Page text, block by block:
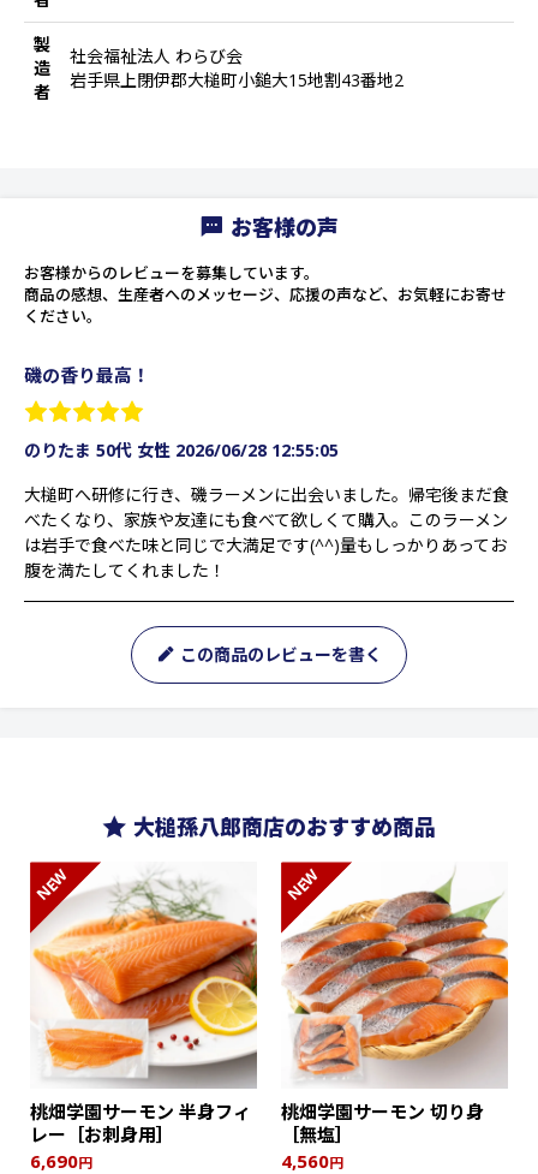
製
造
者
社会福祉法人 わらび会
岩手県上閉伊郡大槌町小鎚大15地割43番地2
お客様の声
お客様からのレビューを募集しています。
商品の感想、生産者へのメッセージ、応援の声など、お気軽にお寄せ
ください。
磯の香り最高！
のりたま 50代 女性 2026/06/28 12:55:05
大槌町へ研修に行き、磯ラーメンに出会いました。帰宅後まだ食
べたくなり、家族や友達にも食べて欲しくて購入。このラーメン
は岩手で食べた味と同じで大満足です(^^)量もしっかりあってお
腹を満たしてくれました！
この商品のレビューを書く
大槌孫八郎商店のおすすめ商品
NEW
桃畑学園サーモン 半身フィ
レー［お刺身用］
6,690円
NEW
桃畑学園サーモン 切り身
［無塩］
4,560円